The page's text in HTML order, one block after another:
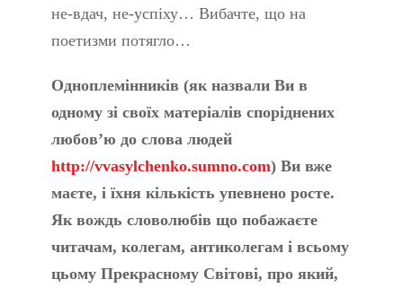
не-вдач, не-успіху… Вибачте, що на
поетизми потягло…
Одноплемінників (як назвали Ви в
одному зі своїх матеріалів споріднених
любов’ю до слова людей
http://vvasylchenko.sumno.com) Ви вже
маєте, і їхня кількість упевнено росте.
Як вождь словолюбів що побажаєте
читачам, колегам, антиколегам і всьому
цьому Прекрасному Світові, про який,